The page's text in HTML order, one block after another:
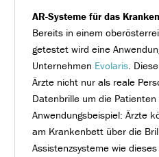
AR-Systeme für das
Bereits in einem
getestet wird eine
Unternehmen Evolaris.
Ärzte nicht nur als reale
Datenbrille um die
Anwendungsbeispiel: Ärzte
am Krankenbett über die
Assistenzsysteme wie